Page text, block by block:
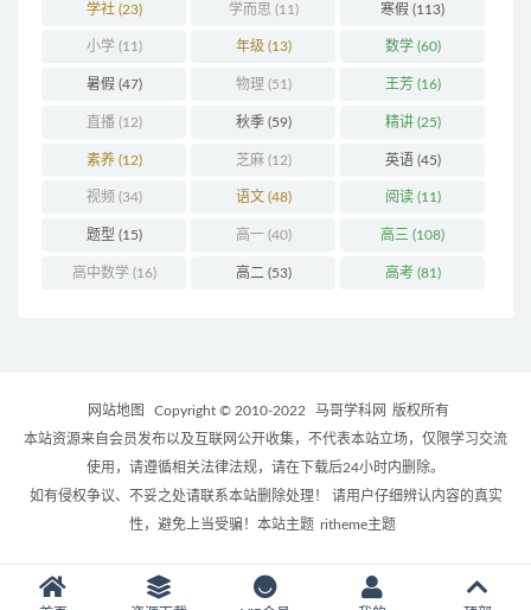
学社(23) 学而思 (11) 寒假 (113)
小学(11) 年级 (13) 数学(60)
暑假 (47) 物理 (51) 王芳(16)
直播(12) 秋季(59) 精讲(25)
素养(12) 芝麻(12) 英语(45)
视频 (34) 语文 (48) 阅读(11)
题型 (15) 高一(40) 高三 (108)
高中数学(16) 高二 (53) 高考(81)
网站地图 Copyright © 2010-2022 马哥学科网 版权所有
本站资源来自会员发布以及互联网公开收集，不代表本站立场，仅限学习交流
使用，请遵循相关法律法规，请在下载后24小时内删除。
如有侵权争议、不妥之处请联系本站删除处理！ 请用户仔细辨认内容的真实
性，避免上当受骗！本站主题 ritheme主题